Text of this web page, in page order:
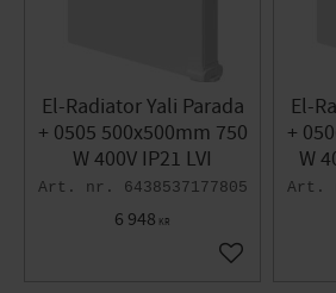
El-Radiator Yali Parada
+ 0505 500x500mm 750
W 400V IP21 LVI
6438537177805
6 948 KR
Gem som
El-
+
W